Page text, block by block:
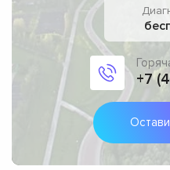
+7